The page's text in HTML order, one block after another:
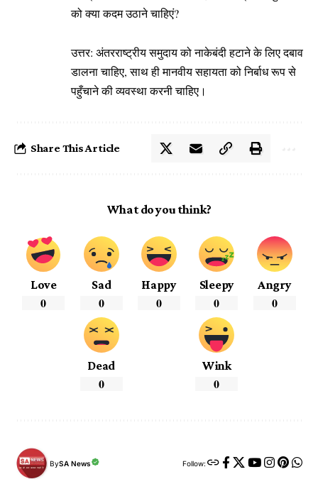
को क्या कदम उठाने चाहिएं?
उत्तर: अंतरराष्ट्रीय समुदाय को नाकेबंदी हटाने के लिए दबाव
डालना चाहिए, साथ ही मानवीय सहायता को निर्बाध रूप से
पहुँचाने की व्यवस्था करनी चाहिए।
Share This Article
What do you think?
Love
0
Sad
0
Happy
0
Sleepy
0
Angry
0
Dead
0
Wink
0
BySA News Follow: